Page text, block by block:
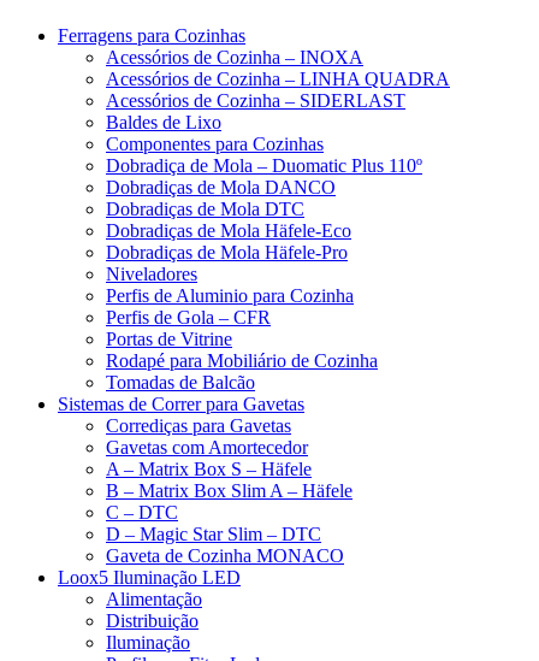
Ferragens para Cozinhas
Acessórios de Cozinha – INOXA
Acessórios de Cozinha – LINHA QUADRA
Acessórios de Cozinha – SIDERLAST
Baldes de Lixo
Componentes para Cozinhas
Dobradiça de Mola – Duomatic Plus 110º
Dobradiças de Mola DANCO
Dobradiças de Mola DTC
Dobradiças de Mola Häfele-Eco
Dobradiças de Mola Häfele-Pro
Niveladores
Perfis de Aluminio para Cozinha
Perfis de Gola – CFR
Portas de Vitrine
Rodapé para Mobiliário de Cozinha
Tomadas de Balcão
Sistemas de Correr para Gavetas
Corrediças para Gavetas
Gavetas com Amortecedor
A – Matrix Box S – Häfele
B – Matrix Box Slim A – Häfele
C – DTC
D – Magic Star Slim – DTC
Gaveta de Cozinha MONACO
Loox5 Iluminação LED
Alimentação
Distribuição
Iluminação